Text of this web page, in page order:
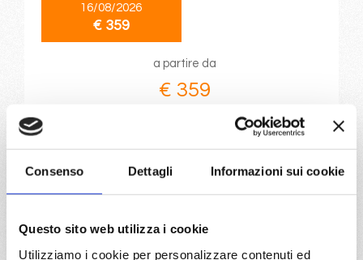
Consenso Dettagli Informazioni sui cookie
Questo sito web utilizza i cookie
Utilizziamo i cookie per personalizzare contenuti ed
16/08/2026
€ 359
a partire da
€ 359
La Goulette, Palermo, Napoli, Livorno, Marsiglia,